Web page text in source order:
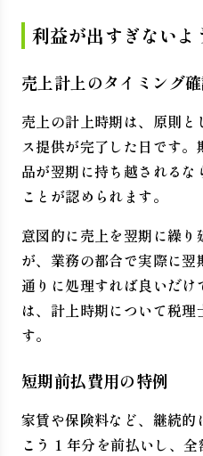
利益が出すぎない
売上計上のタイミング
売上の計上時期は、原則
ス提供が完了した日です
品が翌期に持ち越される
ことが認められます。
意図的に売上を翌期に繰
が、業務の都合で実際に
通りに処理すれば良いだ
は、計上時期について税
す。
短期前払費用の特例
家賃や保険料など、継続
こう 1 年分を前払いし、